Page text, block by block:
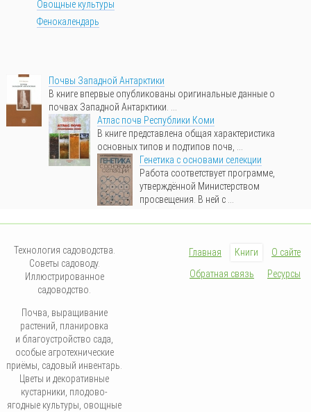
Овощные культуры
Фенокалендарь
Почвы Западной Антарктики
В книге впервые опубликованы оригинальные данные о
почвах Западной Антарктики. ...
Атлас почв Республики Коми
В книге представлена общая характеристика
основных типов и подтипов почв, ...
Генетика с основами селекции
Работа соответствует программе,
утверждённой Министерством
просвещения. В ней с ...
Технология садоводства.
Советы садоводу.
Иллюстрированное
садоводство.
Почва, выращивание
растений, планировка
и благоустройство сада,
особые агротехнические
приёмы, садовый инвентарь.
Цветы и декоративные
кустарники, плодово-
ягодные культуры, овощные
Главная Книги
О сайте
Обратная связь
Ресурсы